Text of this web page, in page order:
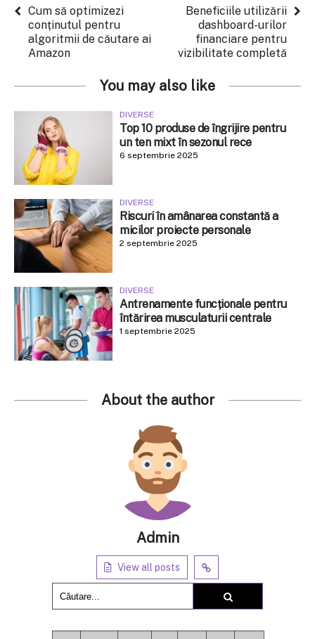
Cum să optimizezi
conținutul pentru
algoritmii de căutare ai
Amazon
Beneficiile utilizării
dashboard-urilor
financiare pentru
vizibilitate completă
You may also like
DIVERSE
Top 10 produse de îngrijire pentru
un ten mixt în sezonul rece
6 septembrie 2025
DIVERSE
Riscuri în amânarea constantă a
micilor proiecte personale
2 septembrie 2025
DIVERSE
Antrenamente funcționale pentru
întărirea musculaturii centrale
1 septembrie 2025
About the author
Admin
View all posts